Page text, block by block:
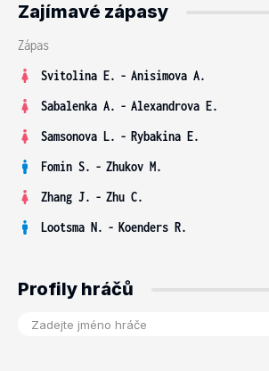
Zajímavé zápasy
Zápas
Svitolina E. - Anisimova A.
Sabalenka A. - Alexandrova E.
Samsonova L. - Rybakina E.
Fomin S. - Zhukov M.
Zhang J. - Zhu C.
Lootsma N. - Koenders R.
Profily hráčů